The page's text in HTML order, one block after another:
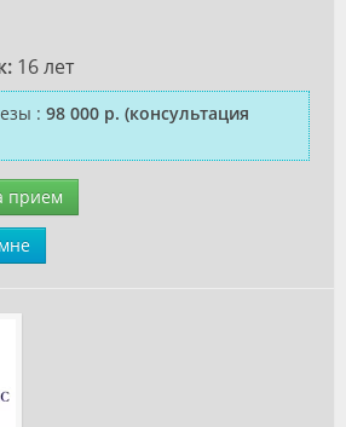
16 лет
: 98 000 р. (консультация
прием